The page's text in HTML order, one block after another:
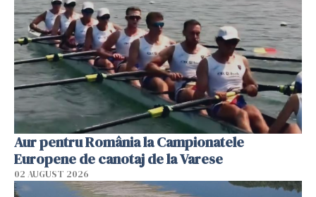
Aur pentru România la Campionatele
Europene de canotaj de la Varese
02 AUGUST 2026